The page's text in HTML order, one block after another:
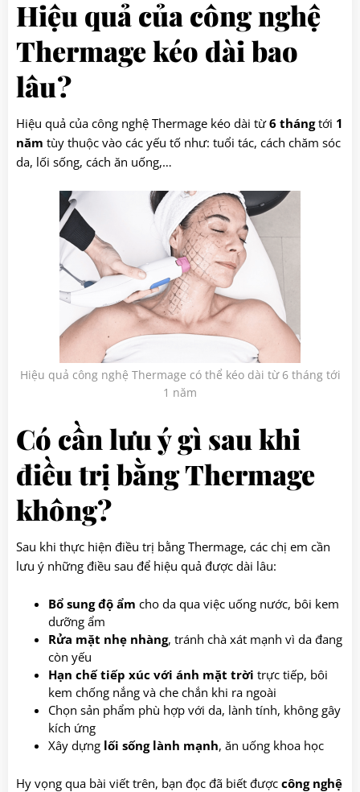
Hiệu quả của công nghệ
Thermage kéo dài bao
lâu?
Hiệu quả của công nghệ Thermage kéo dài từ6 thángtới 1
năm tùy thuộc vào các yếu tố như: tuổi tác, cách chăm sóc
da, lối sống, cách ăn uống,…
Hiệu quả công nghệ Thermage có thể kéo dài từ 6 tháng tới
1 năm
Có cần lưu ý gì sau khi
điều trị bằng Thermage
không?
Sau khi thực hiện điều trị bằng Thermage, các chị em cần
lưu ý những điều sau để hiệu quả được dài lâu:
Bổ sung độ ẩm cho da qua việc uống nước, bôi kem
dưỡng ẩm
Rửa mặt nhẹ nhàng, tránh chà xát mạnh vì da đang
còn yếu
Hạn chế tiếp xúc với ánh mặt trời trực tiếp, bôi
kem chống nắng và che chắn khi ra ngoài
Chọn sản phẩm phù hợp với da, lành tính, không gây
kích ứng
Xây dựng lối sống lành mạnh, ăn uống khoa học
Hy vọng qua bài viết trên, bạn đọc đã biết được công nghệ